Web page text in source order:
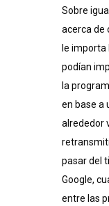
Sobre
acerca de
le importa
podían
la
en base a
alrededor
pasar del
Google,
entre las